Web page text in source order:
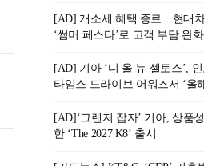
옥
연옥은 고
으며, 준
아갈 수
말한
르고 원
한 자서전
워하지
한 믿음이
게 만드는
의 보고
회장은 “
도 조급
터 하나
라”고 조
[AD] 개소세 혜택 종료…현대
‘썸머 페스타’로 고객 부담 완화
[AD] 기아 ‘디 올 뉴 셀토스’,
타임스 드라이브 어워즈서 ‘올
[AD]‘그랜저 잡자’ 기아, 상품
한 ‘The 2027 K8’ 출시